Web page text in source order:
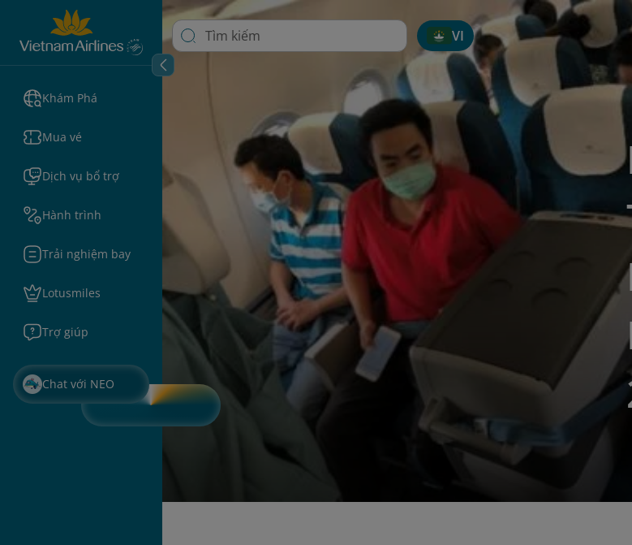
Khám Phá
Mua vé
Dịch vụ bổ trợ
Hành trình
Trải nghiệm bay
Lotusmiles
Trợ giúp
Chat với NEO
VI